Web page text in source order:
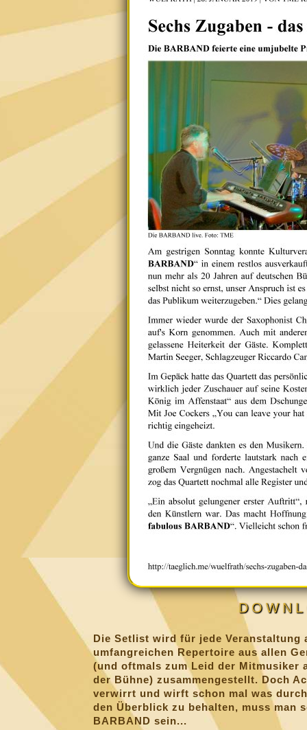
Die Setlist wird für jede Veranstaltung
umfangreichen Repertoire aus allen
(und oftmals zum Leid der Mitmusiker
der Bühne) zusammengestellt. Doch
verwirrt und wirft schon mal was
den Überblick zu behalten, muss man
BARBAND sein...